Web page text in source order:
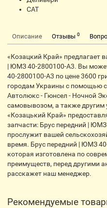
CАТ
Описание Отзывы 0
«Козацкий Край» предлагает
| ЮМЗ 40-2800100-А3. Вы
40-2800100-А3 по цене 3600
городам Украины с помощью
Автолюкс - Гюнсел - Ночной
самовывозом, а также
«Козацький Край»
запчасти: Брус передний |
прослужит вашей
время. Брус передний | ЮМЗ
которая изготовлена по
преимуществ, перед другими
расскажет наш менеджер.
Рекомендуемые